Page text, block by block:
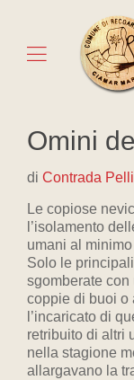
Omini
di Contrada
Le copiose
l’isolamento
umani al
Solo le
sgomberate con
coppie di buoi o
l’incaricato di
retribuito di altri
nella stagione
allargavano la